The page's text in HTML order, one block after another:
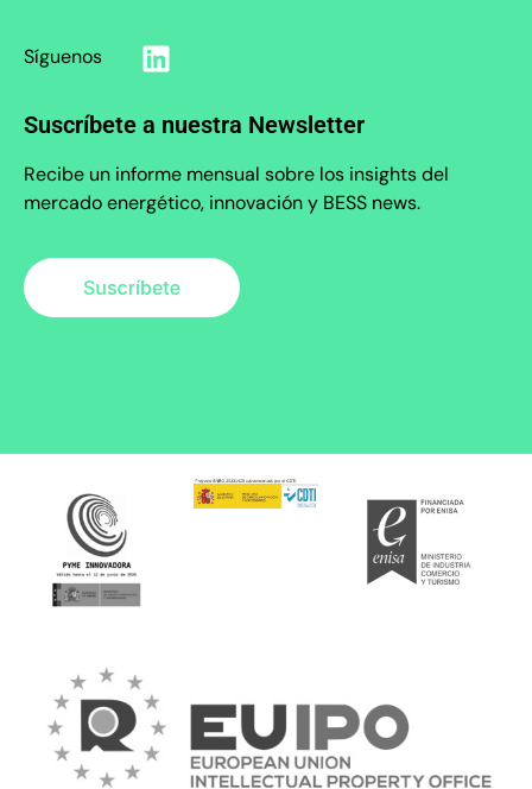
Síguenos
Suscríbete a nuestra Newsletter
Recibe un informe mensual sobre los insights del
mercado energético, innovación y BESS news.